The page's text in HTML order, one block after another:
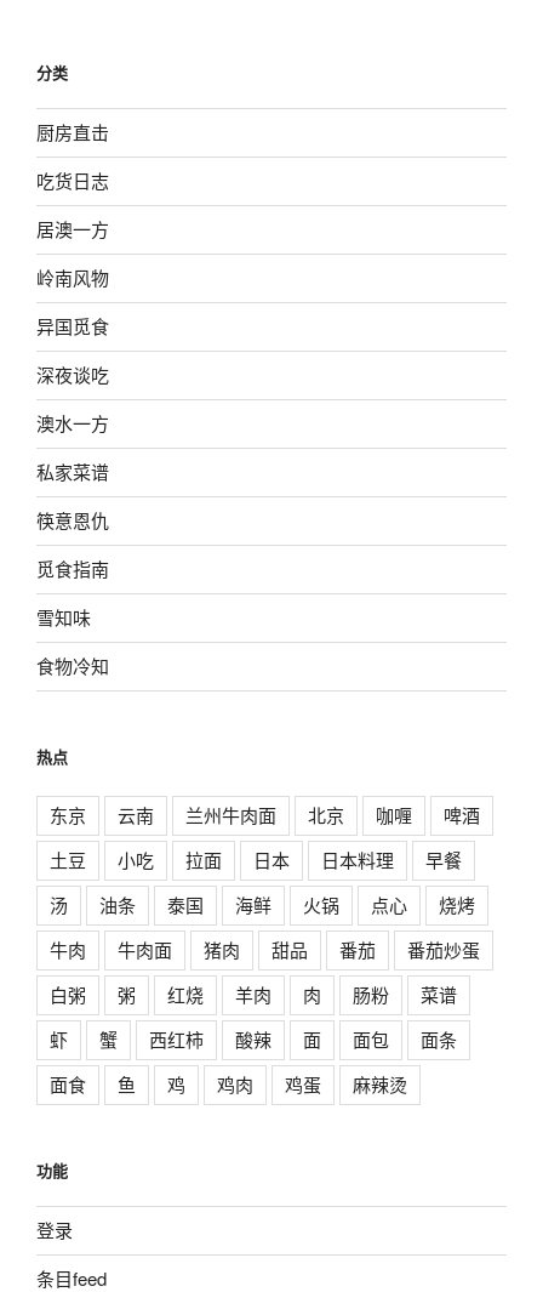
分类
厨房直击
吃货日志
居澳一方
岭南风物
异国觅食
深夜谈吃
澳水一方
私家菜谱
筷意恩仇
觅食指南
雪知味
食物冷知
热点
东京 云南 兰州牛肉面 北京 咖喱
啤酒
土豆
小吃 拉面 日本 日本料理
早餐
汤
油条 泰国 海鲜 火锅 点心
烧烤
牛肉
牛肉面 猪肉 甜品 番茄
番茄炒蛋
白粥
粥 红烧 羊肉 肉 肠粉
菜谱
虾
蟹 西红柿 酸辣 面 面包
面条
面食
鱼 鸡 鸡肉 鸡蛋 麻辣烫
功能
登录
条目feed